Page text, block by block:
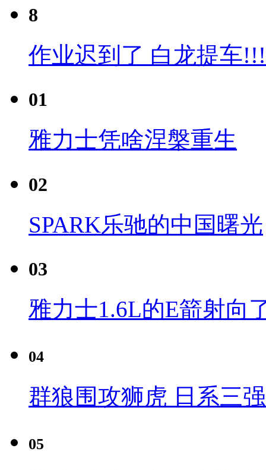
8
作业迟到了 白龙提车
01
雅力士凭啥涅槃重生
02
SPARK乐驰的中国曙光
03
雅力士1.6L的E箭射向
04
群狼围攻狮虎 日系三
05